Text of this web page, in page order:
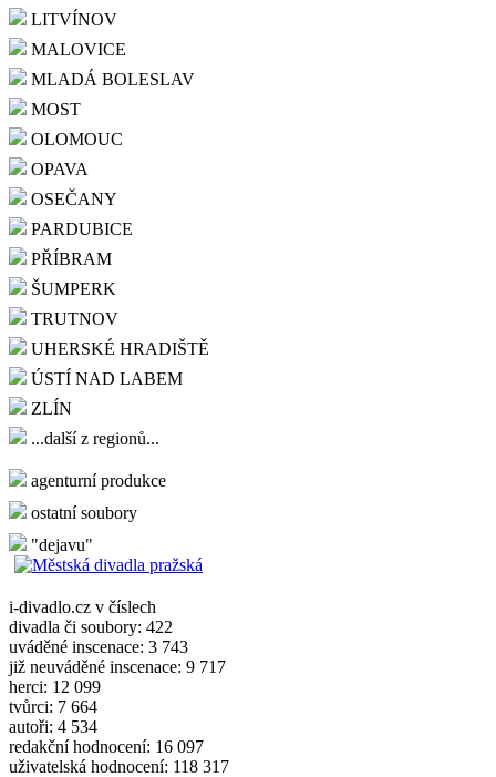
LITVÍNOV
MALOVICE
MLADÁ BOLESLAV
MOST
OLOMOUC
OPAVA
OSEČANY
PARDUBICE
PŘÍBRAM
ŠUMPERK
TRUTNOV
UHERSKÉ HRADIŠTĚ
ÚSTÍ NAD LABEM
ZLÍN
...další z regionů...
agenturní produkce
ostatní soubory
"dejavu"
i-divadlo.cz v číslech
divadla či soubory: 422
uváděné inscenace: 3 743
již neuváděné inscenace: 9 717
herci: 12 099
tvůrci: 7 664
autoři: 4 534
redakční hodnocení: 16 097
uživatelská hodnocení: 118 317